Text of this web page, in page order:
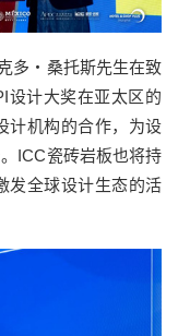
多・桑托斯先生在致
设计大奖在亚太区的
计机构的合作，为设
ICC瓷砖岩板也将持
发全球设计生态的活